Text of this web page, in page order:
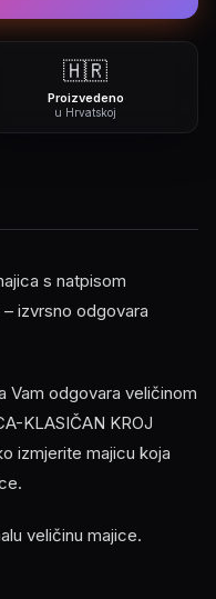
🇭🇷
Proizvedeno
u Hrvatskoj
s natpisom
izvrsno odgovara
Vam odgovara veličinom
KLASIČAN KROJ
izmjerite majicu koja
veličinu majice.